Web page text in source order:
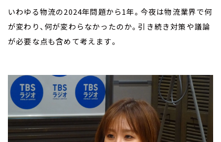
いわゆる物流の2024年問題から1年。今夜は物流業界で何
が変わり、何が変わらなかったのか。引き続き対策や議論
が必要な点も含めて考えます。